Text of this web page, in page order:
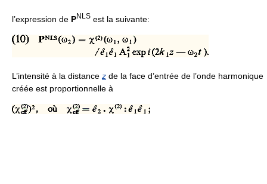
l’expression de PNLS est la suivante:
L’intensité à la distance z de la face d’entrée de l’onde harmonique
créée est proportionnelle à